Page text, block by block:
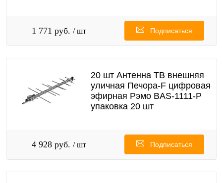
1 771 руб. / шт Подписаться
20 шт Антенна ТВ внешняя
уличная Печора-F цифровая
эфирная Рэмо BAS-1111-Р
упаковка 20 шт
4 928 руб. / шт Подписаться